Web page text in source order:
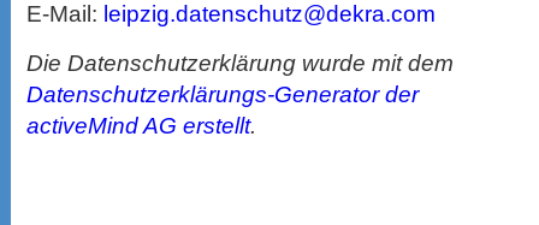
E-Mail: leipzig.datenschutz@dekra.com
Die Datenschutzerklärung wurde mit dem
Datenschutzerklärungs-Generator der
activeMind AG erstellt.